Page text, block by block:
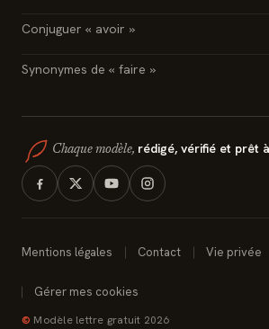
Conjuguer « avoir »
Synonymes de « faire »
Chaque modèle, rédigé, vérifié et prêt
Mentions légales Contact Vie privée
Gérer mes cookies
© Modèle lettre gratuit 2026